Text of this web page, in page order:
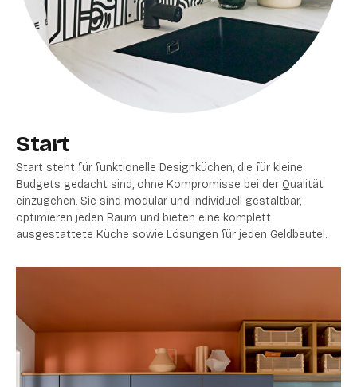
Start
Start steht für funktionelle Designküchen, die für kleine
Budgets gedacht sind, ohne Kompromisse bei der Qualität
einzugehen. Sie sind modular und individuell gestaltbar,
optimieren jeden Raum und bieten eine komplett
ausgestattete Küche sowie Lösungen für jeden Geldbeutel.